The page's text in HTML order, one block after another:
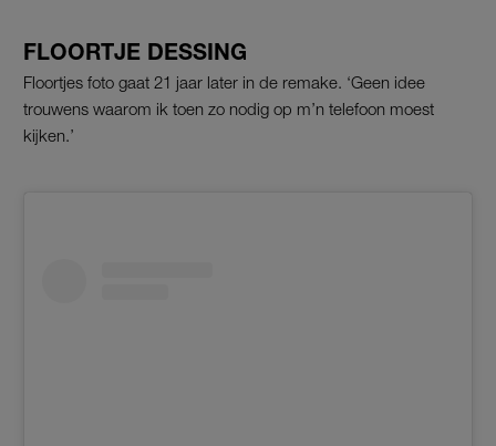
FLOORTJE DESSING
Floortjes foto gaat 21 jaar later in de remake. ‘Geen idee
trouwens waarom ik toen zo nodig op m’n telefoon moest
kijken.’